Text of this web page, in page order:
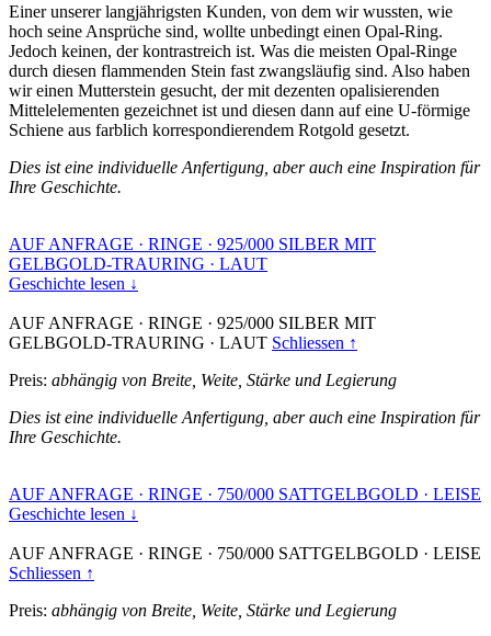
Einer unserer langjährigsten Kunden, von dem wir wussten, wie
hoch seine Ansprüche sind, wollte unbedingt einen Opal-Ring.
Jedoch keinen, der kontrastreich ist. Was die meisten Opal-Ringe
durch diesen flammenden Stein fast zwangsläufig sind. Also haben
wir einen Mutterstein gesucht, der mit dezenten opalisierenden
Mittelelementen gezeichnet ist und diesen dann auf eine U-förmige
Schiene aus farblich korrespondierendem Rotgold gesetzt.
Dies ist eine individuelle Anfertigung, aber auch eine Inspiration für
Ihre Geschichte.
AUF ANFRAGE · RINGE · 925/000 SILBER MIT
GELBGOLD-TRAURING · LAUT
Geschichte lesen ↓
AUF ANFRAGE · RINGE · 925/000 SILBER MIT
GELBGOLD-TRAURING · LAUT Schliessen ↑
Preis: abhängig von Breite, Weite, Stärke und Legierung
Dies ist eine individuelle Anfertigung, aber auch eine Inspiration für
Ihre Geschichte.
AUF ANFRAGE · RINGE · 750/000 SATTGELBGOLD · LEISE
Geschichte lesen ↓
AUF ANFRAGE · RINGE · 750/000 SATTGELBGOLD · LEISE
Schliessen ↑
Preis: abhängig von Breite, Weite, Stärke und Legierung